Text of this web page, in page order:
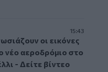
15:43
οι εικόνες
νέο αεροδρόμιο στο
- Δείτε βίντεο